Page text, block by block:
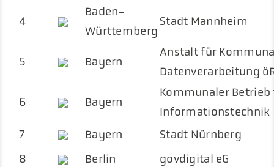
4
Baden-
Württemberg
Stadt Mannheim
5 Bayern
Anstalt für
Datenverarbeitung
6 Bayern
Kommunaler Betrieb
Informationstechnik
7
Bayern
Stadt Nürnberg
8
Berlin govdigital eG